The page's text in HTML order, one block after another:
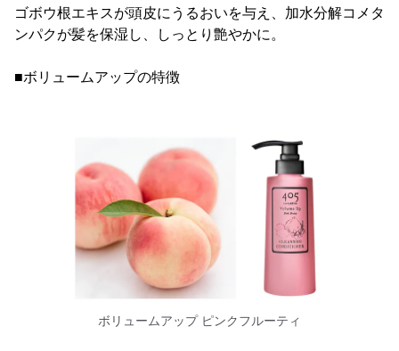
ゴボウ根エキスが頭皮にうるおいを与え、加水分解コメタ
ンパクが髪を保湿し、しっとり艶やかに。
■ボリュームアップの特徴
ボリュームアップ ピンクフルーティ